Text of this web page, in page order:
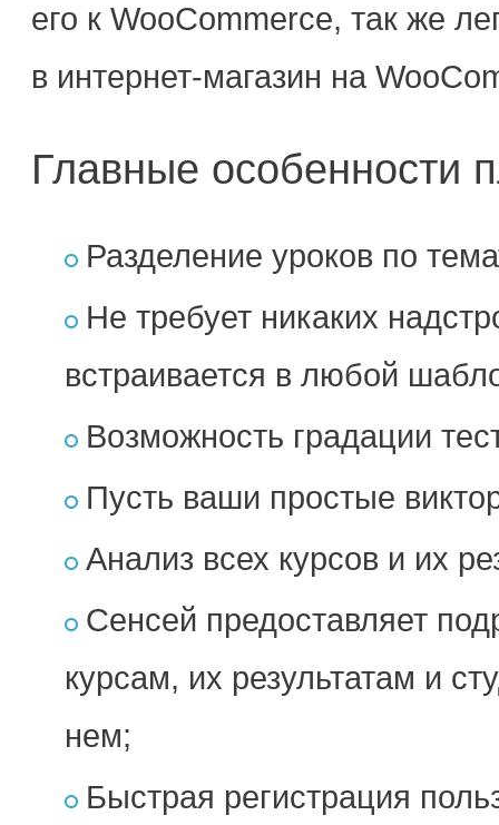
его к WooCommerce, так же
в интернет-магазин на
Главные особенности
Разделение уроков по
Не требует никаких
встраивается в любой
Возможность градации
Пусть ваши простые
Анализ всех курсов и их
Сенсей предоставляет
курсам, их результатам и
нем;
Быстрая регистрация